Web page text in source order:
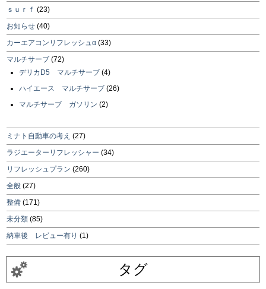
ｓｕｒｆ (23)
お知らせ (40)
カーエアコンリフレッシュα (33)
マルチサーブ (72)
デリカD5 マルチサーブ (4)
ハイエース マルチサーブ (26)
マルチサーブ ガソリン (2)
ミナト自動車の考え (27)
ラジエーターリフレッシャー (34)
リフレッシュプラン (260)
全般 (27)
整備 (171)
未分類 (85)
納車後 レビュー有り (1)
タグ